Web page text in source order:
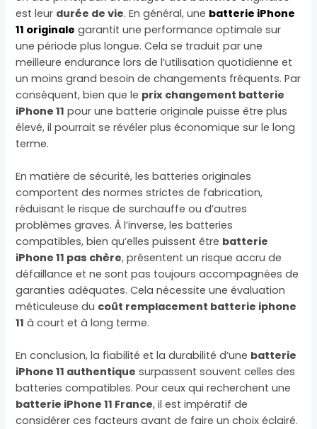
est leur durée de vie. En général, une batterie iPhone
11 originale garantit une performance optimale sur
une période plus longue. Cela se traduit par une
meilleure endurance lors de l’utilisation quotidienne et
un moins grand besoin de changements fréquents. Par
conséquent, bien que le prix changement batterie
iPhone 11 pour une batterie originale puisse être plus
élevé, il pourrait se révéler plus économique sur le long
terme.
En matière de sécurité, les batteries originales
comportent des normes strictes de fabrication,
réduisant le risque de surchauffe ou d’autres
problèmes graves. À l’inverse, les batteries
compatibles, bien qu’elles puissent être batterie
iPhone 11 pas chère, présentent un risque accru de
défaillance et ne sont pas toujours accompagnées de
garanties adéquates. Cela nécessite une évaluation
méticuleuse du coût remplacement batterie iphone
11 à court et à long terme.
En conclusion, la fiabilité et la durabilité d’une batterie
iPhone 11 authentique surpassent souvent celles des
batteries compatibles. Pour ceux qui recherchent une
batterie iPhone 11 France, il est impératif de
considérer ces facteurs avant de faire un choix éclairé.